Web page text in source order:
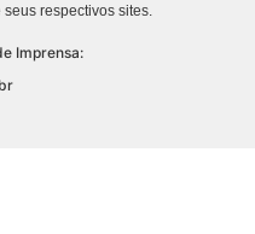
seus respectivos sites.
Imprensa: